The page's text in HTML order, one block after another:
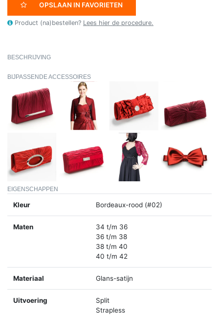
OPSLAAN IN FAVORIETEN
Product (na)bestellen? Lees hier de procedure.
BESCHRIJVING
BIJPASSENDE ACCESSOIRES
EIGENSCHAPPEN
Kleur Bordeaux-rood (#02)
Maten
34 t/m 36
36 t/m 38
38 t/m 40
40 t/m 42
Materiaal Glans-satijn
Uitvoering
Split
Strapless